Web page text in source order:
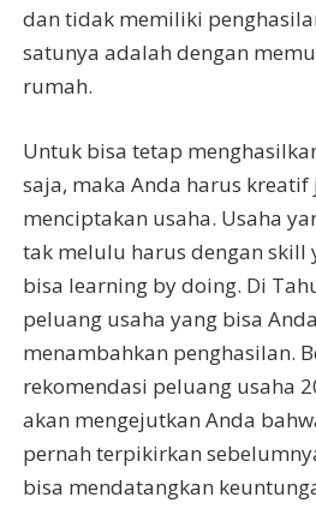
dan tidak memiliki
satunya adalah dengan
rumah.
Untuk bisa tetap
saja, maka Anda harus
menciptakan usaha. Usaha
tak melulu harus dengan skill
bisa learning by doing. Di
peluang usaha yang bisa
menambahkan penghasilan.
rekomendasi peluang usaha
akan mengejutkan Anda
pernah terpikirkan
bisa mendatangkan